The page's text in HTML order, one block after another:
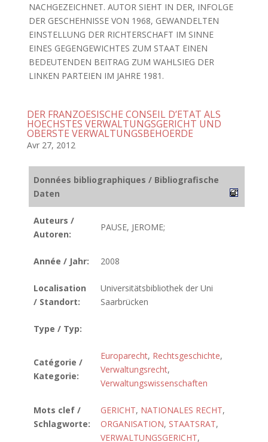
NACHGEZEICHNET. AUTOR SIEHT IN DER, INFOLGE
DER GESCHEHNISSE VON 1968, GEWANDELTEN
EINSTELLUNG DER RICHTERSCHAFT IM SINNE
EINES GEGENGEWICHTES ZUM STAAT EINEN
BEDEUTENDEN BEITRAG ZUM WAHLSIEG DER
LINKEN PARTEIEN IM JAHRE 1981.
DER FRANZOESISCHE CONSEIL D’ETAT ALS
HOECHSTES VERWALTUNGSGERICHT UND
OBERSTE VERWALTUNGSBEHOERDE
Avr 27, 2012
Données bibliographiques / Bibliografische
Daten
Auteurs /
Autoren:
PAUSE, JEROME;
Année / Jahr: 2008
Localisation
/ Standort:
Universitätsbibliothek der Uni
Saarbrücken
Type / Typ:
Catégorie /
Kategorie:
Europarecht, Rechtsgeschichte,
Verwaltungsrecht,
Verwaltungswissenschaften
Mots clef /
Schlagworte:
GERICHT, NATIONALES RECHT,
ORGANISATION, STAATSRAT,
VERWALTUNGSGERICHT,